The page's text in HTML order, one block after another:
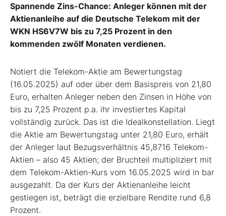
Kontakt
Spannende Zins-Chance: Anleger können mit der
Aktienanleihe auf die Deutsche Telekom mit der
WKN HS6V7W bis zu 7,25 Prozent in den
kommenden zwölf Monaten verdienen.
Notiert die Telekom-Aktie am Bewertungstag
(16.05.2025) auf oder über dem Basispreis von 21,80
Euro, erhalten Anleger neben den Zinsen in Höhe von
bis zu 7,25 Prozent p.a. ihr investiertes Kapital
vollständig zurück. Das ist die Idealkonstellation. Liegt
die Aktie am Bewertungstag unter 21,80 Euro, erhält
der Anleger laut Bezugsverhältnis 45,8716 Telekom-
Aktien – also 45 Aktien; der Bruchteil multipliziert mit
dem Telekom-Aktien-Kurs vom 16.05.2025 wird in bar
ausgezahlt. Da der Kurs der Aktienanleihe leicht
gestiegen ist, beträgt die erzielbare Rendite rund 6,8
Prozent.